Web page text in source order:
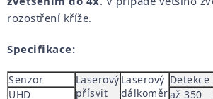
rozostření kříže.
Specifikace:
Senzor
UHD
Laserový
přísvit
Laserový
dálkoměr
Detekce
až 350